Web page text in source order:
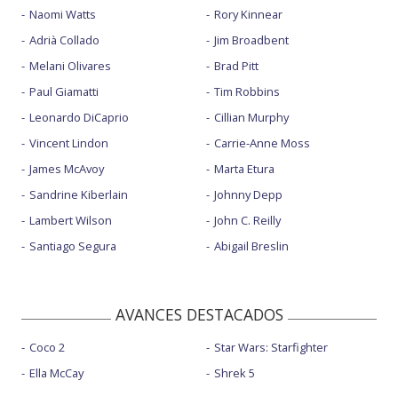
Naomi Watts
Adrià Collado
Melani Olivares
Paul Giamatti
Leonardo DiCaprio
Vincent Lindon
James McAvoy
Sandrine Kiberlain
Lambert Wilson
Santiago Segura
Rory Kinnear
Jim Broadbent
Brad Pitt
Tim Robbins
Cillian Murphy
Carrie-Anne Moss
Marta Etura
Johnny Depp
John C. Reilly
Abigail Breslin
AVANCES DESTACADOS
Coco 2
Ella McCay
Star Wars: Starfighter
Shrek 5